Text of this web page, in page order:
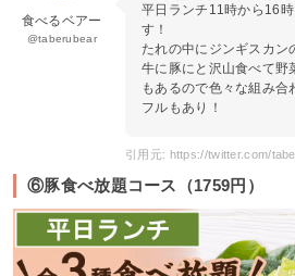
食べるベアー
@taberubear
平日ランチ11時から16
す！
たれの中にジンギスカン
牛に豚にと沢山食べて野
もあるので色々な組み合
フルもあり！
⑥豚食べ放題コース（1759円）